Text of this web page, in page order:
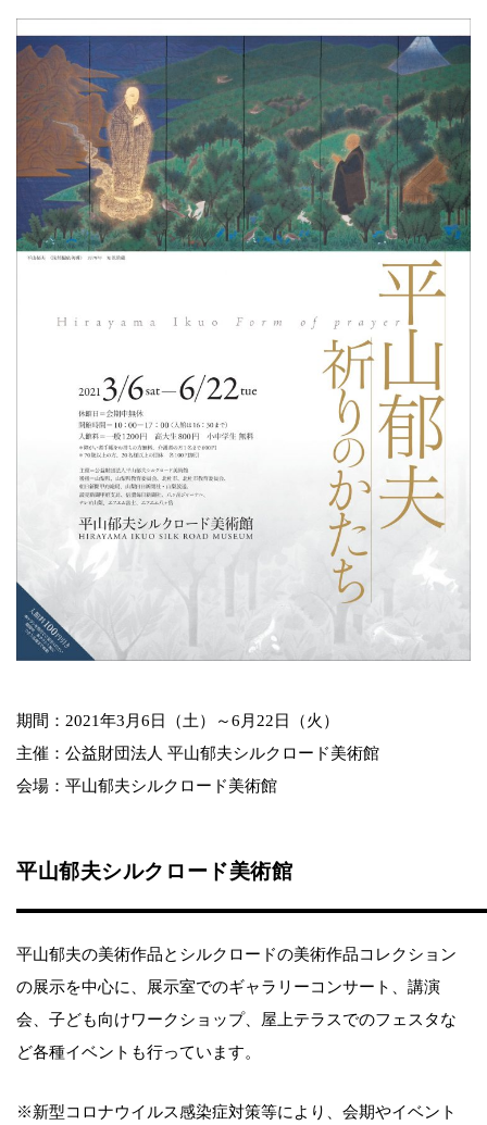
期間：2021年3月6日（土）～6月22日（火）
主催：公益財団法人 平山郁夫シルクロード美術館
会場：平山郁夫シルクロード美術館
平山郁夫シルクロード美術館
平山郁夫の美術作品とシルクロードの美術作品コレクション
の展示を中心に、展示室でのギャラリーコンサート、講演
会、子ども向けワークショップ、屋上テラスでのフェスタな
ど各種イベントも行っています。
※新型コロナウイルス感染症対策等により、会期やイベント